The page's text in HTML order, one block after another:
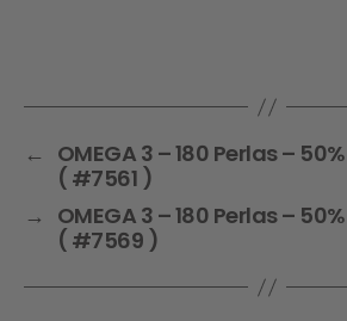
← OMEGA 3 – 180 Perlas –
( #7561 )
→ OMEGA 3 – 180 Perlas –
( #7569 )